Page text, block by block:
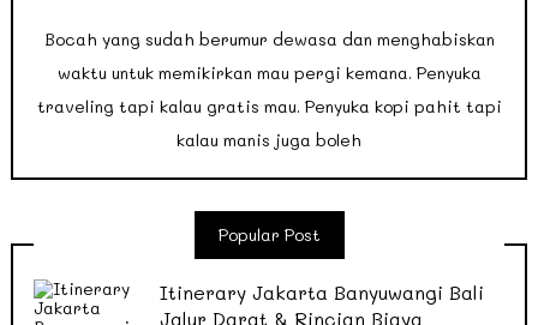
Bocah yang sudah berumur dewasa dan menghabiskan
waktu untuk memikirkan mau pergi kemana. Penyuka
traveling tapi kalau gratis mau. Penyuka kopi pahit tapi
kalau manis juga boleh
Popular Post
Itinerary Jakarta Banyuwangi Bali
Jalur Darat & Rincian Biaya